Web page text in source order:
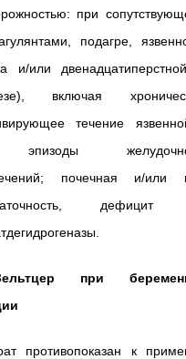
при
подагре,
и/или
включая
течение
желудочно-
почечная и/или
дефицит
Зельтцер при
противопоказан к